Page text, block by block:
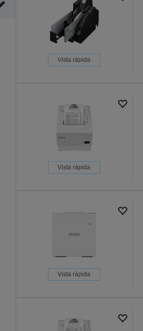
Vista rápida
Vista rápida
Vista rápida